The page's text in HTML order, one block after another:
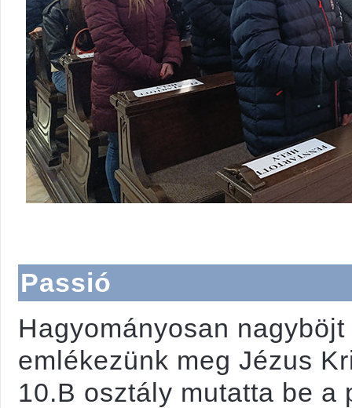
Passió
Hagyományosan
emlékezünk meg Jézus
10.B osztály mutatta be a